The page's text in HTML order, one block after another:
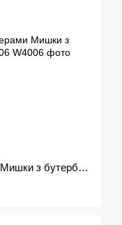
Картина за номерами Мишки з бутербродом W4006